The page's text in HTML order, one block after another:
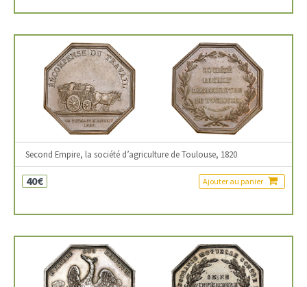
Second Empire, la société d’agriculture de Toulouse, 1820
40€ Ajouter au panier